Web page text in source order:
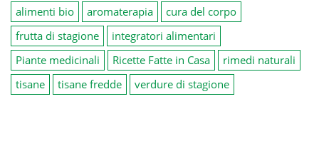
alimenti bio aromaterapia
cura del corpo
frutta di stagione
integratori alimentari
Piante medicinali
Ricette Fatte in Casa
rimedi naturali
tisane
tisane fredde verdure di stagione